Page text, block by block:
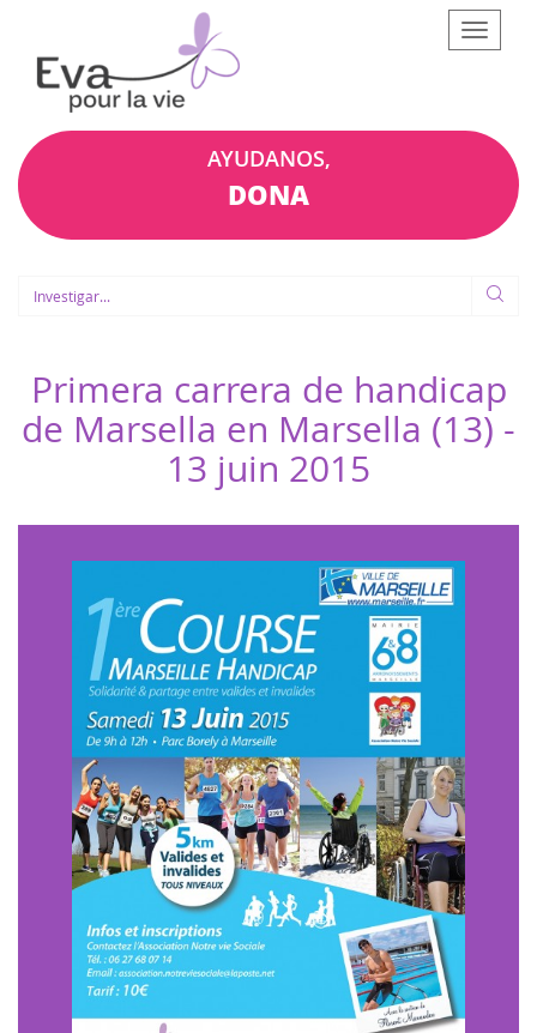
Afficher
le
AYUDANOS,
DONA
Primera carrera de handicap
de Marsella en Marsella (13) -
13 juin 2015